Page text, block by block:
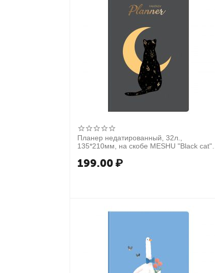
Планер недатированный, 32л.,
135*210мм, на скобе MESHU "Black cat",
199.00 ₽